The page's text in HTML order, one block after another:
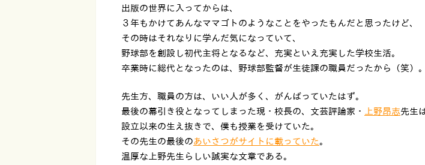
出版の世界に入ってからは、
３年もかけてあんなママゴトのようなことをやったもんだと思ったけど、
その時はそれなりに学んだ気になっていて、
野球部を創設し初代主将となるなど、充実といえ充実した学校生活。
卒業時に総代となったのは、野球部監督が生徒課の職員だったから（笑）。
先生方、職員の方は、いい人が多く、がんばっていたはず。
最後の幕引き役となってしまった現・校長の、文芸評論家・
上野昂志先生
設立以来の生え抜きで、僕も授業を受けていた。
その先生の最後のあいさつがサイトに載っていた。
温厚な上野先生らしい誠実な文章である。